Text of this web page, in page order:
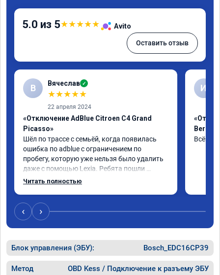
5.0 из 5★★★★★ Avito
Оставить отзыв
В Вячеслав ✓
★★★★★
22 апреля 2024
«Отключение AdBlue Citroen C4 Grand
Picasso»
Шёл по трассе с семьёй, когда появилась
ошибка по adblue с ограничением по
пробегу, которую уже нельзя было удалить
даже с помощью Lexia. Ребята пошли
навстречу, оперативно приняли и за час
Читать полностью
И
Всё
‹ ›
Блок управления (ЭБУ): Bosch_EDC16CP39
Метод
OBD Kess / Подключение к разъему ЭБУ